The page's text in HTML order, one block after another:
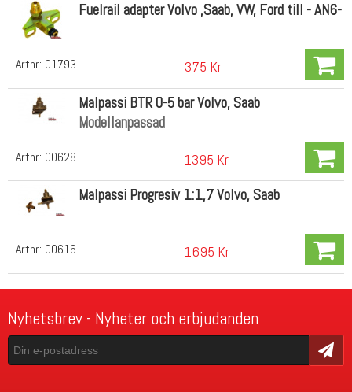
Artnr: 01793
Fuelrail adapter Volvo ,Saab, VW, Ford till - AN6-
375 Kr
Artnr: 00628
Malpassi BTR 0-5 bar Volvo, Saab
Modellanpassad
1395 Kr
Artnr: 00616
Malpassi Progresiv 1:1,7 Volvo, Saab
1695 Kr
Nyhetsbrev - Nyheter och erbjudanden
Skicka